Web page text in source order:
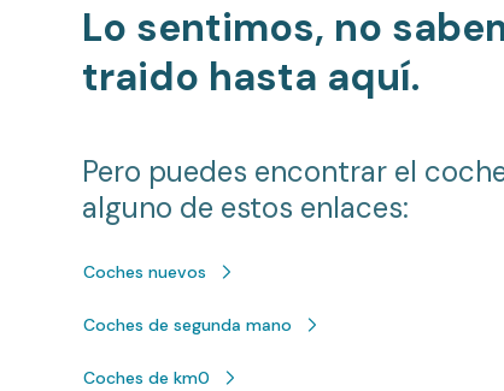
Lo sentimos, no
traido hasta aquí.
Pero puedes encontrar el
alguno de estos enlaces:
Coches nuevos
Coches de segunda mano
Coches de km0